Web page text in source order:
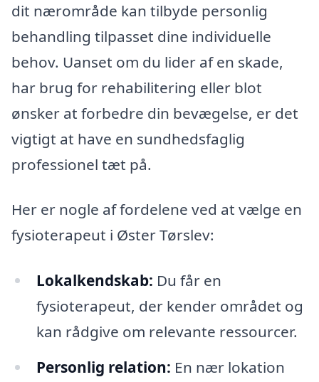
dit nærområde kan tilbyde personlig
behandling tilpasset dine individuelle
behov. Uanset om du lider af en skade,
har brug for rehabilitering eller blot
ønsker at forbedre din bevægelse, er det
vigtigt at have en sundhedsfaglig
professionel tæt på.
Her er nogle af fordelene ved at vælge en
fysioterapeut i Øster Tørslev:
Lokalkendskab: Du får en
fysioterapeut, der kender området og
kan rådgive om relevante ressourcer.
Personlig relation: En nær lokation